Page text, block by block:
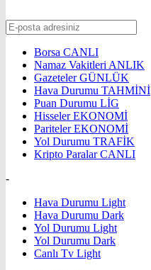
Borsa CANLI
Namaz Vakitleri ANLIK
GazetelerGÜNLÜK
Hava Durumu TAHMİNİ
Puan Durumu LİG
HisselerEKONOMİ
ParitelerEKONOMİ
Yol Durumu TRAFİK
Kripto ParalarCANLI
-
Hava Durumu Light
Hava Durumu Dark
Yol Durumu Light
Yol Durumu Dark
Canlı Tv Light